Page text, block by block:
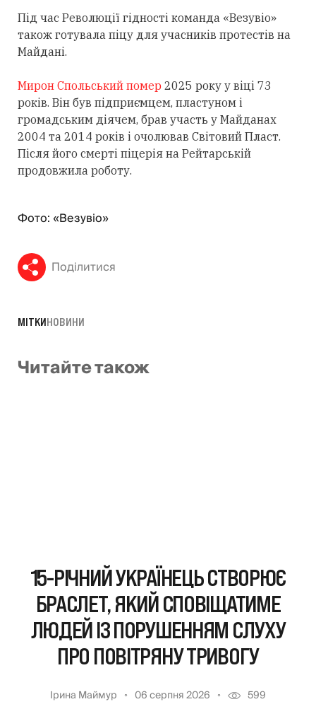
Під час Революції гідності команда «Везувіо»
також готувала піцу для учасників протестів на
Майдані.
Мирон Спольський помер 2025 року у віці 73
років. Він був підприємцем, пластуном і
громадським діячем, брав участь у Майданах
2004 та 2014 років і очолював Світовий Пласт.
Після його смерті піцерія на Рейтарській
продовжила роботу.
Фото: «Везувіо»
Поділитися
МІТКИНОВИНИ
Читайте також
15-РІЧНИЙ УКРАЇНЕЦЬ СТВОРЮЄ
БРАСЛЕТ, ЯКИЙ СПОВІЩАТИМЕ
ЛЮДЕЙ ІЗ ПОРУШЕННЯМ СЛУХУ
ПРО ПОВІТРЯНУ ТРИВОГУ
Ірина Маймур 06 серпня 2026 599